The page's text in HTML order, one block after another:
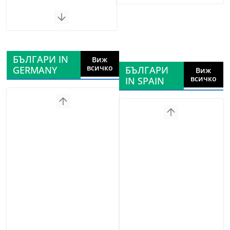
БЪЛГАРИ IN
GERMANY
Виж
всичко
БЪЛГАРИ
IN SPAIN
Виж
всичко